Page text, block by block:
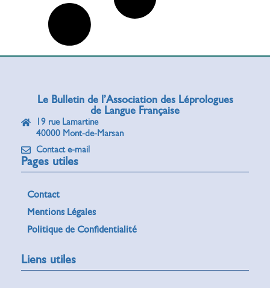
Le Bulletin de l’Association des Léprologues
de Langue Française
19 rue Lamartine
40000 Mont-de-Marsan
Contact e-mail
Pages utiles
Contact
Mentions Légales
Politique de Confidentialité
Liens utiles